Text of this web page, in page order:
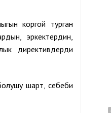
коргой турган
эркектердин,
директивдерди
шарт, себеби